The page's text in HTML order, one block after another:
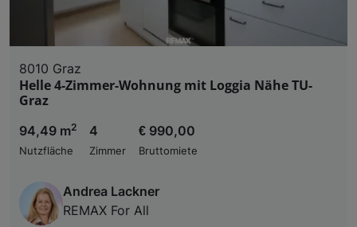
8010 Graz
Helle 4-Zimmer-Wohnung mit Loggia Nähe TU-
Graz
94,49 m2
Nutzfläche
4
Zimmer
€ 990,00
Bruttomiete
Andrea Lackner
REMAX For All